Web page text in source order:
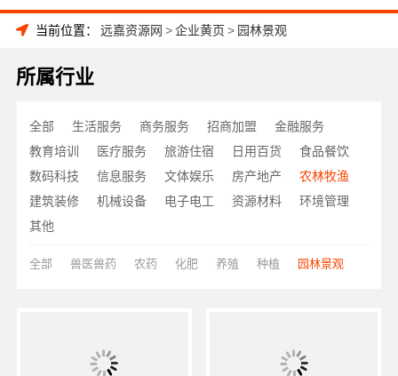
当前位置： 远嘉资源网 >企业黄页 > 园林景观
所属行业
全部 生活服务 商务服务 招商加盟
金融服务
教育培训
医疗服务 旅游住宿 日用百货
食品餐饮
数码科技
信息服务 文体娱乐 房产地产
农林牧渔
建筑装修
机械设备 电子电工 资源材料
环境管理
其他
全部 兽医兽药 农药 化肥 养殖 种植 园林景观